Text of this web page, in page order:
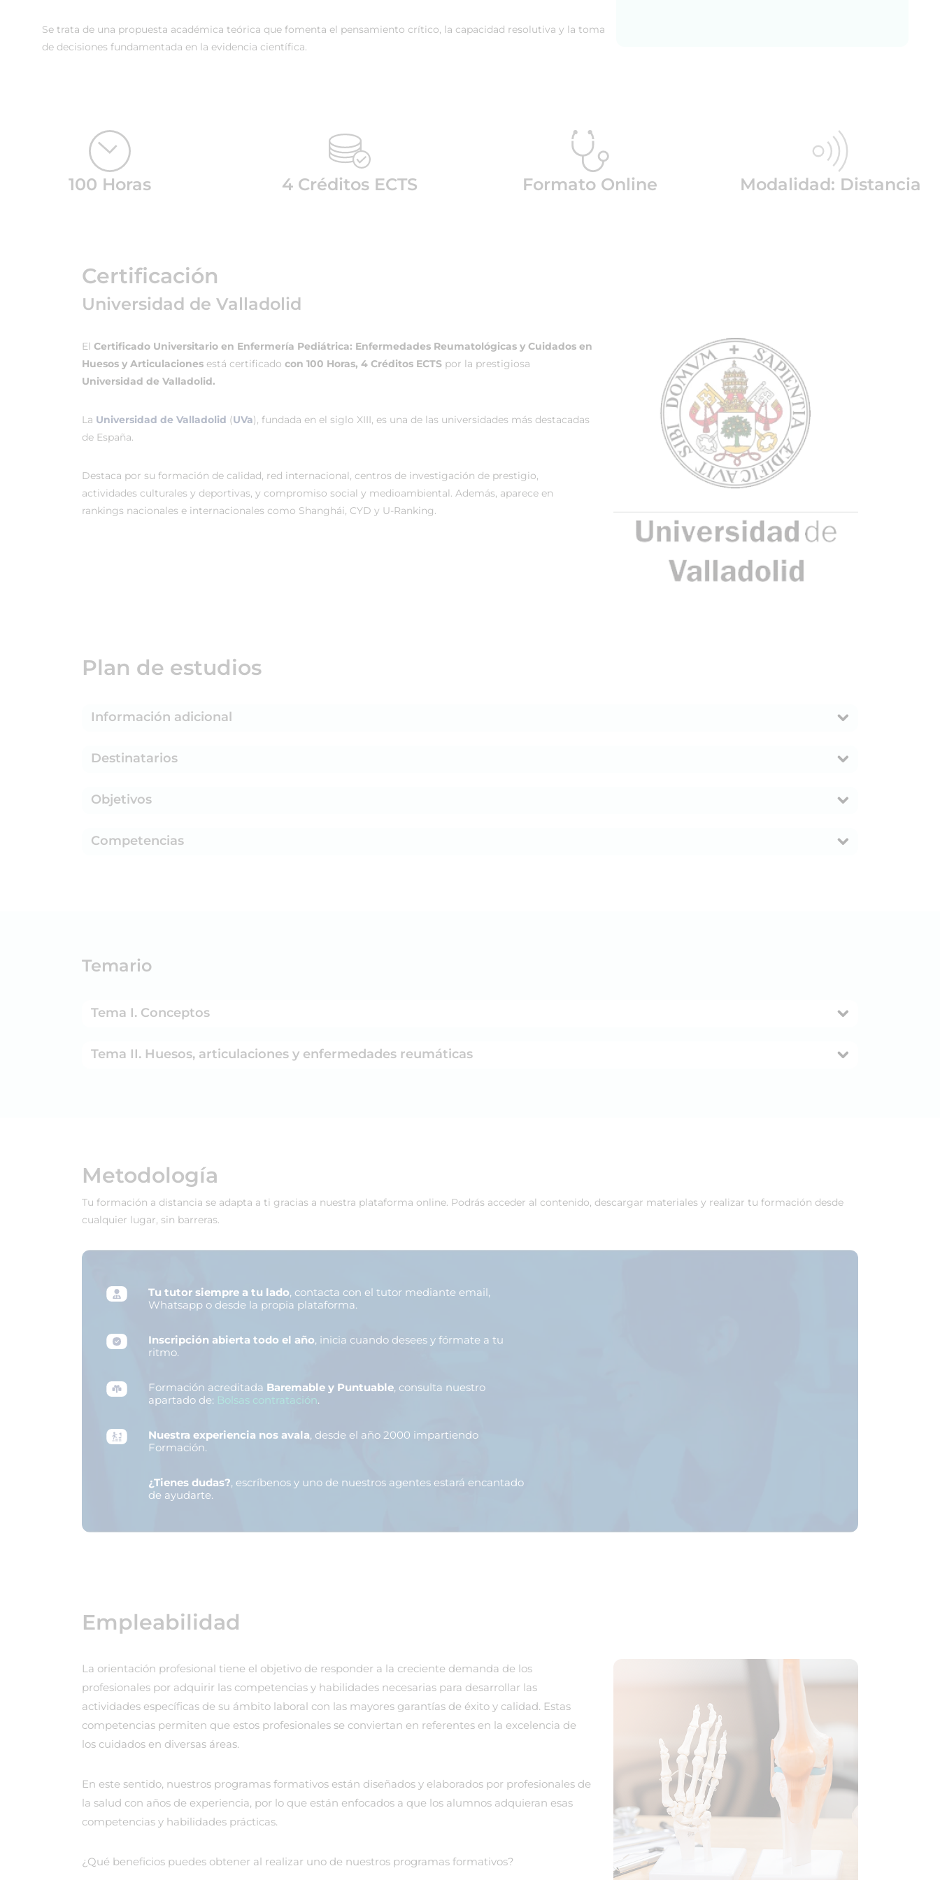
Se trata de una propuesta académica teórica que fomenta el pensamiento crítico, la capacidad resolutiva y la toma
de decisiones fundamentada en la evidencia científica.
100 Horas 4 Créditos ECTS Formato Online Modalidad: Distancia
Certificación
Universidad de Valladolid
El Certificado Universitario en Enfermería Pediátrica: Enfermedades Reumatológicas y Cuidados en
Huesos y Articulaciones está certificado con 100 Horas, 4 Créditos ECTS por la prestigiosa
Universidad de Valladolid.
La Universidad de Valladolid (UVa), fundada en el siglo XIII, es una de las universidades más destacadas
de España.
Destaca por su formación de calidad, red internacional, centros de investigación de prestigio,
actividades culturales y deportivas, y compromiso social y medioambiental. Además, aparece en
rankings nacionales e internacionales como Shanghái, CYD y U-Ranking.
Plan de estudios
Información adicional
Destinatarios
Objetivos
Competencias
Temario
Tema I. Conceptos
Tema II. Huesos, articulaciones y enfermedades reumáticas
Metodología
Tu formación a distancia se adapta a ti gracias a nuestra plataforma online. Podrás acceder al contenido, descargar materiales y realizar tu formación desde
cualquier lugar, sin barreras.
Tu tutor siempre a tu lado, contacta con el tutor mediante email,
Whatsapp o desde la propia plataforma.
Inscripción abierta todo el año, inicia cuando desees y fórmate a tu
ritmo.
Formación acreditada Baremable y Puntuable, consulta nuestro
apartado de: Bolsas contratación.
Nuestra experiencia nos avala, desde el año 2000 impartiendo
Formación.
¿Tienes dudas?, escríbenos y uno de nuestros agentes estará encantado
de ayudarte.
Empleabilidad
La orientación profesional tiene el objetivo de responder a la creciente demanda de los
profesionales por adquirir las competencias y habilidades necesarias para desarrollar las
actividades específicas de su ámbito laboral con las mayores garantías de éxito y calidad. Estas
competencias permiten que estos profesionales se conviertan en referentes en la excelencia de
los cuidados en diversas áreas.
En este sentido, nuestros programas formativos están diseñados y elaborados por profesionales de
la salud con años de experiencia, por lo que están enfocados a que los alumnos adquieran esas
competencias y habilidades prácticas.
¿Qué beneficios puedes obtener al realizar uno de nuestros programas formativos?